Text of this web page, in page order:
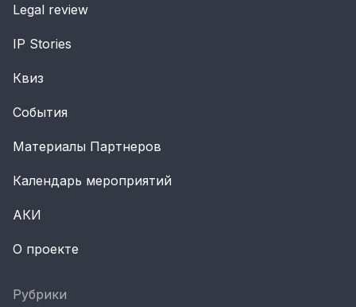
Legal review
IP Stories
Квиз
События
Материалы Партнеров
Календарь мероприятий
АКИ
О проекте
Рубрики